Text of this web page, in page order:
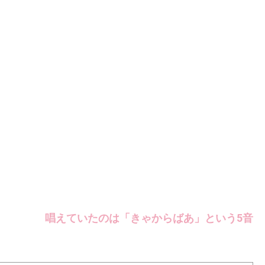
唱えていたのは「きゃからばあ」という5音